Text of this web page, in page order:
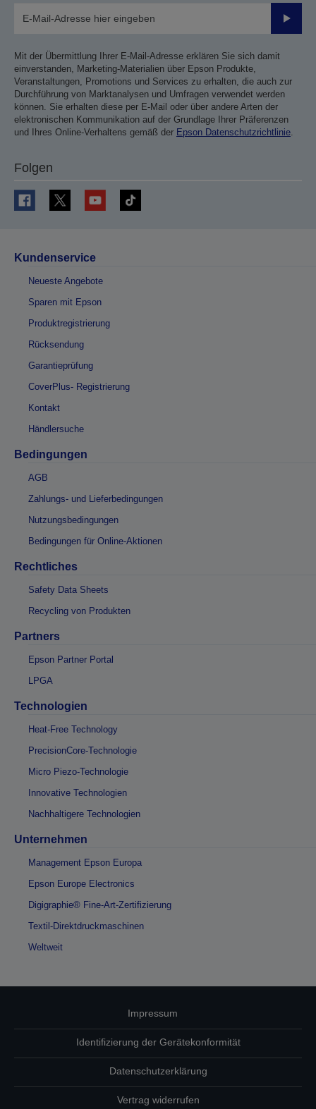
Mit der Übermittlung Ihrer E-Mail-Adresse erklären Sie sich damit
einverstanden, Marketing-Materialien über Epson Produkte,
Veranstaltungen, Promotions und Services zu erhalten, die auch zur
Durchführung von Marktanalysen und Umfragen verwendet werden
können. Sie erhalten diese per E-Mail oder über andere Arten der
elektronischen Kommunikation auf der Grundlage Ihrer Präferenzen
und Ihres Online-Verhaltens gemäß der Epson Datenschutzrichtlinie.
Folgen
Kundenservice
Neueste Angebote
Sparen mit Epson
Produktregistrierung
Rücksendung
Garantieprüfung
CoverPlus- Registrierung
Kontakt
Händlersuche
Bedingungen
AGB
Zahlungs- und Lieferbedingungen
Nutzungsbedingungen
Bedingungen für Online-Aktionen
Rechtliches
Safety Data Sheets
Recycling von Produkten
Partners
Epson Partner Portal
LPGA
Technologien
Heat-Free Technology
PrecisionCore-Technologie
Micro Piezo-Technologie
Innovative Technologien
Nachhaltigere Technologien
Unternehmen
Management Epson Europa
Epson Europe Electronics
Digigraphie® Fine-Art-Zertifizierung
Textil-Direktdruckmaschinen
Weltweit
Impressum
Identifizierung der Gerätekonformität
Datenschutzerklärung
Vertrag widerrufen